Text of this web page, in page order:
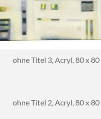
ohne Titel 3, Acryl, 80 x 80
ohne Titel 2, Acryl, 80 x 80